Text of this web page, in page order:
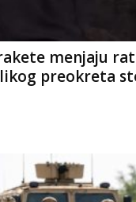
menjaju
preokreta